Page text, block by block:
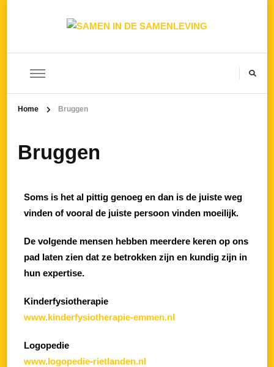
Home Bruggen
Bruggen
Soms is het al pittig genoeg en dan is de juiste weg
vinden of vooral de juiste persoon vinden moeilijk.
De volgende mensen hebben meerdere keren op ons
pad laten zien dat ze betrokken zijn en kundig zijn in
hun expertise.
Kinderfysiotherapie
www.kinderfysiotherapie-emmen.nl
Logopedie
www.logopedie-rietlanden.nl